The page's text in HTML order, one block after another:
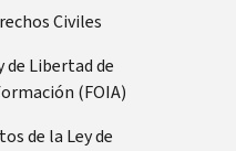
Civiles
de Libertad de
(FOIA)
de la Ley de